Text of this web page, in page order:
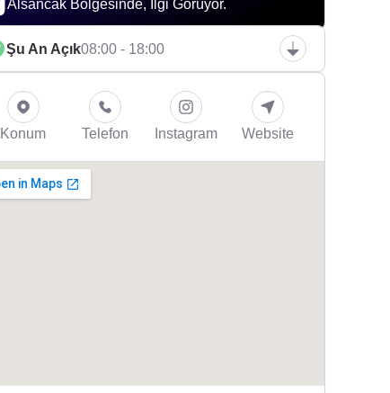
Alsancak Bölgesinde, İlgi Görüyor.
Şu An Açık08:00 - 18:00
Konum Telefon Instagram Website